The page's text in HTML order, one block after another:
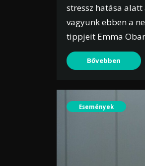
stressz hatása
vagyunk ebben a
tippjeit Emma
Bővebben
Események